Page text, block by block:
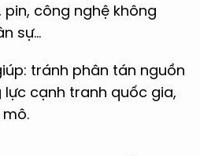
công nghệ không
sự...
tránh phân tán nguồn
lực cạnh tranh quốc gia,